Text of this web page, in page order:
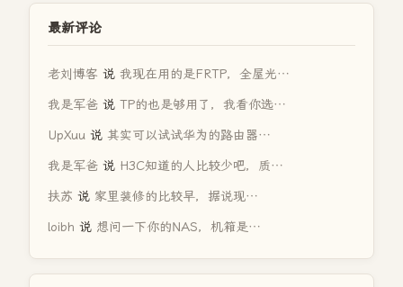
最新评论
老刘博客 说 我现在用的是FRTP，全屋光…
我是军爸 说 TP的也是够用了，我看你选…
UpXuu 说 其实可以试试华为的路由器…
我是军爸 说 H3C知道的人比较少吧，质…
扶苏 说 家里装修的比较早，据说现…
loibh 说 想问一下你的NAS，机箱是…